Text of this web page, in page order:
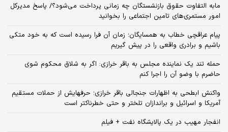
مابه التفاوت حقوق بازنشستگان چه زمانی پرداخت می‌شود؟/ پاسخ مدیرکل
امور مستمری‌های تامین اجتماعی را بخوانید
پیام عراقچی خطاب به همسایگان؛ زمان آن فرا رسیده است که به خود متکی
باشیم و برادری واقعی را در پیش گیریم
حمله تند یک نماینده مجلس به باقر خرازی: اگر به شلاق محکوم شوی
حاضرم با وضو آن را اجرا کنم
واکنش ابطحی به اظهارات جنجالی باقر خرازی؛ حرفهایش از حملات مستقیم
آمریکا و اسرائیل و براندازان تلختر و حتی خطرناکتر است
انفجار مهیب در یک پالایشگاه نفت + فیلم